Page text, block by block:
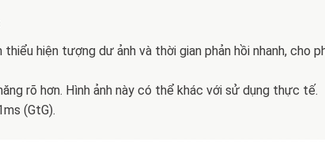
hiện tượng dư ảnh và thời gian phản hồi nhanh, cho
rõ hơn. Hình ảnh này có thể khác với sử dụng thực tế.
(GtG).